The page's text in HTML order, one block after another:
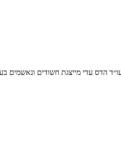
הדס עדי מייצגת חשודים ונאשמים